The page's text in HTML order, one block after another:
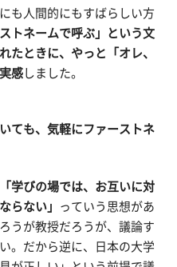
も人間的にもすばらしい方
ストネームで呼ぶ」という文
たときに、やっと「オレ、
感 しました。
ても、気軽にファーストネ
「学びの場では、お互いに対
らない」
っていう思想があ
うが教授だろうが、議論す
。だから逆に、日本の大学